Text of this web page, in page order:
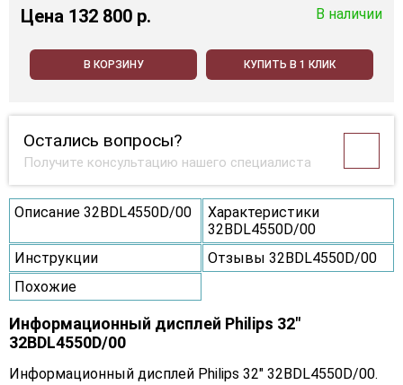
Цена 132 800 p. В наличии
В КОРЗИНУ КУПИТЬ В 1 КЛИК
Остались вопросы?
Получите консультацию нашего специалиста
Описание 32BDL4550D/00
Характеристики
32BDL4550D/00
Инструкции
Отзывы 32BDL4550D/00
Похожие
Информационный дисплей Philips 32"
32BDL4550D/00
Информационный дисплей Philips 32" 32BDL4550D/00.